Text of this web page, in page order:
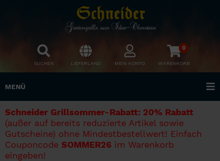
SUCHEN LIEFERLAND MEIN KONTO
0
WARENKORB
MENÜ
Schneider Grillsommer-Rabatt: 20% Rabatt
(außer auf bereits reduzierte Artikel sowie
Gutscheine) ohne Mindestbestellwert! Einfach
Couponcode SOMMER26 im Warenkorb
eingeben!